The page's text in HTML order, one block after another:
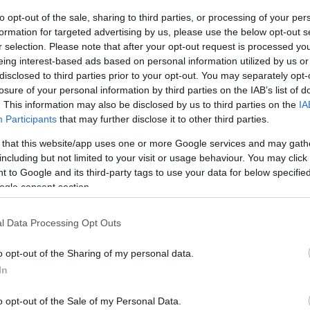
opt-out of the sale, sharing to third parties, or processing of your
for targeted advertising by us, please use the below opt-out
selection. Please note that after your opt-out request is processed
interest-based ads based on personal information utilized by us
to third parties prior to your opt-out. You may separately
of your personal information by third parties on the IAB’s list of
This information may also be disclosed by us to third parties on the
Participants that may further disclose it to other third parties.
that this website/app uses one or more Google services and may
but not limited to your visit or usage behaviour. You may
to Google and its third-party tags to use your data for below
consent section.
Data Processing Opt Outs
opt-out of the Sharing of my personal data.
opt-out of the Sale of my Personal Data.
vanskelig å
SCHEVE 29.11.2025
de franske
i Östersund. Nå gjør
første gang siden alt smalt.
Skiskyting
Norge med
til stafett-
Östersund
stafettene på lørdag
dag av verdenscupåpningen i